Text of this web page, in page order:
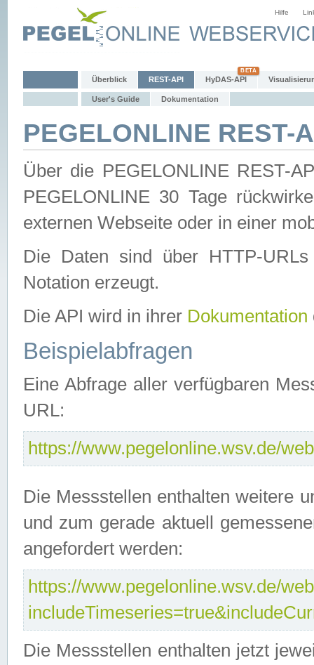
Hilfe
Überblick REST-API HyDAS-API
User's Guide Dokumentation
PEGELONLINE REST-
Über die PEGELONLINE REST-
PEGELONLINE 30 Tage
externen Webseite oder in einer
Die Daten sind über HTTP-
Notation erzeugt.
Die API wird in ihrer Dokumentation
Beispielabfragen
Eine Abfrage aller verfügbaren
URL:
https://www.pegelonline.wsv.de/
Die Messstellen enthalten weitere
und zum gerade aktuell
angefordert werden:
https://www.pegelonline.wsv.de/
Die Messstellen enthalten jetzt